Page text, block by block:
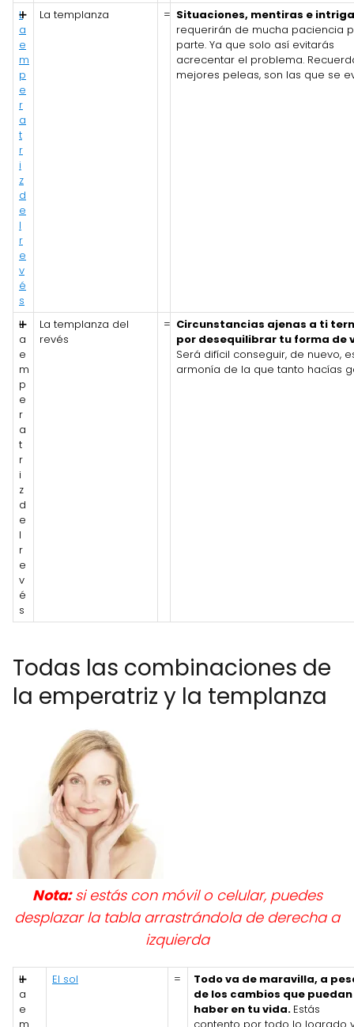
L
a
e
m
p
e
r
a
t
r
i
z
d
e
l
r
e
v
é
s
➕ La templanza = Situaciones, mentiras e
requerirán de mucha paciencia
parte. Ya que solo así evitarás
acrecentar el problema.
mejores peleas, son las que se
L
a
e
m
p
e
r
a
t
r
i
z
d
e
l
r
e
v
é
s
➕
La templanza del
revés
= Circunstancias ajenas a ti
por desequilibrar tu forma de
Será difícil conseguir, de nuevo,
armonía de la que tanto hacías
Todas las combinaciones de
la emperatriz y la templanza
Nota:si estás con móvil o celular, puedes
desplazar la tabla arrastrándola de derecha a
izquierda
L
a
e
➕ El sol =
Todo va de maravilla, a
de los cambios que puedan
haber en tu vida. Estás